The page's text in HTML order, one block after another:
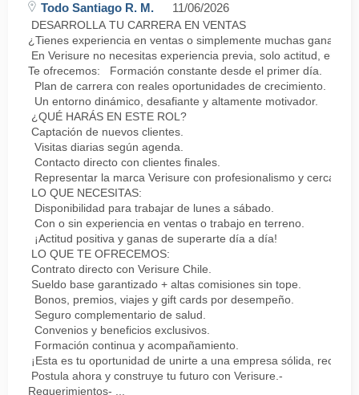
Todo Santiago R. M. 11/06/2026
DESARROLLA TU CARRERA EN VENTAS
¿Tienes experiencia en ventas o simplemente muchas ganas
En Verisure no necesitas experiencia previa, solo actitud,
Te ofrecemos: Formación constante desde el primer día.
Plan de carrera con reales oportunidades de crecimiento.
Un entorno dinámico, desafiante y altamente motivador.
¿QUÉ HARÁS EN ESTE ROL?
Captación de nuevos clientes.
Visitas diarias según agenda.
Contacto directo con clientes finales.
Representar la marca Verisure con profesionalismo y cercanía.
LO QUE NECESITAS:
Disponibilidad para trabajar de lunes a sábado.
Con o sin experiencia en ventas o trabajo en terreno.
¡Actitud positiva y ganas de superarte día a día!
LO QUE TE OFRECEMOS:
Contrato directo con Verisure Chile.
Sueldo base garantizado + altas comisiones sin tope.
Bonos, premios, viajes y gift cards por desempeño.
Seguro complementario de salud.
Convenios y beneficios exclusivos.
Formación continua y acompañamiento.
¡Esta es tu oportunidad de unirte a una empresa sólida,
Postula ahora y construye tu futuro con Verisure.-
Requerimientos- ...